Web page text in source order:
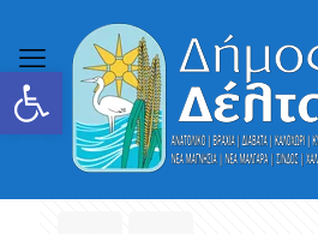
Ανοίξτε τη γραμμή εργαλείων